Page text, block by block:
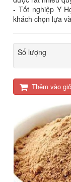
- Tốt nghiệp Y
khách chọn lựa
Số lượng
Thêm vào giỏ